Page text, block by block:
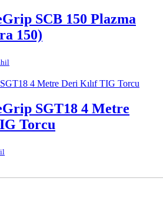
SCB 150 Plazma
150)
SGT18 4 Metre
Torcu